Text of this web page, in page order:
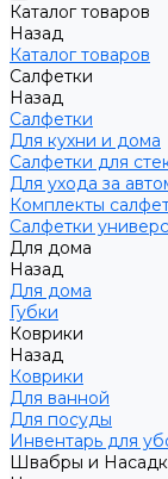
Каталог товаров
Назад
Каталог товаров
Салфетки
Назад
Салфетки
Для кухни и дома
Салфетки для
Для ухода за
Комплекты
Салфетки
Для дома
Назад
Для дома
Губки
Коврики
Назад
Коврики
Для ванной
Для посуды
Инвентарь для
Швабры и